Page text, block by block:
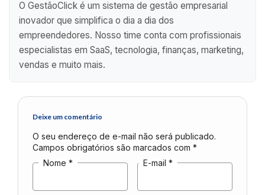
O GestãoClick é um sistema de gestão empresarial
inovador que simplifica o dia a dia dos
empreendedores. Nosso time conta com profissionais
especialistas em SaaS, tecnologia, finanças, marketing,
vendas e muito mais.
Deixe um comentário
O seu endereço de e-mail não será publicado.
Campos obrigatórios são marcados com *
Nome * E-mail *